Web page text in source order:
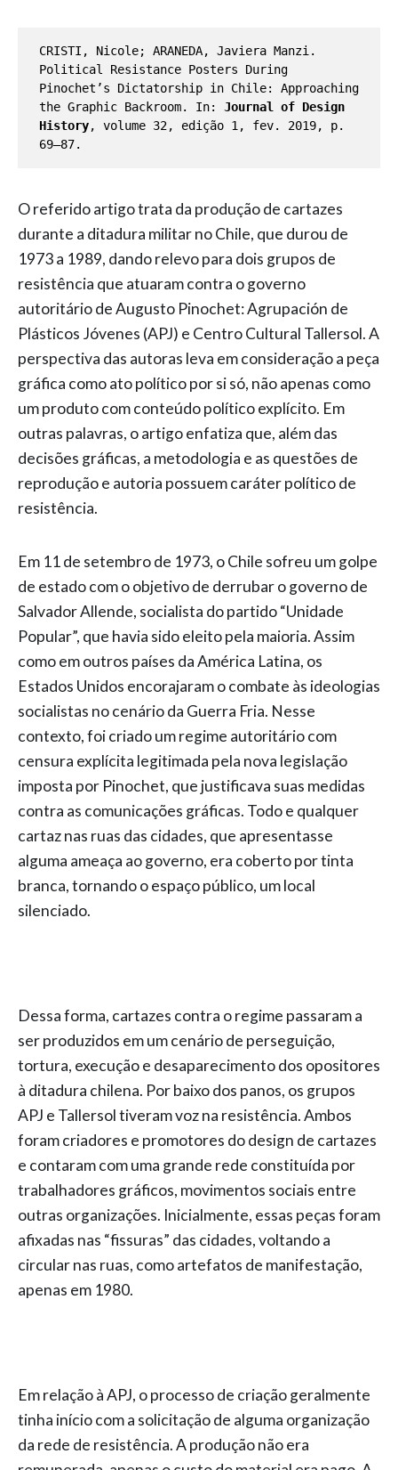
CRISTI, Nicole; ARANEDA, Javiera Manzi.
Political Resistance Posters During
Pinochet’s Dictatorship in Chile: Approaching
the Graphic Backroom. In:
Journal of Design
History, volume 32, edição 1, fev. 2019, p.
69–87.
O referido artigo trata da produção de cartazes
durante a ditadura militar no Chile, que durou de
1973 a 1989, dando relevo para dois grupos de
resistência que atuaram contra o governo
autoritário de Augusto Pinochet: Agrupación de
Plásticos Jóvenes (APJ) e Centro Cultural Tallersol. A
perspectiva das autoras leva em consideração a peça
gráfica como ato político por si só, não apenas como
um produto com conteúdo político explícito. Em
outras palavras, o artigo enfatiza que, além das
decisões gráficas, a metodologia e as questões de
reprodução e autoria possuem caráter político de
resistência.
Em 11 de setembro de 1973, o Chile sofreu um golpe
de estado com o objetivo de derrubar o governo de
Salvador Allende, socialista do partido “Unidade
Popular”, que havia sido eleito pela maioria. Assim
como em outros países da América Latina, os
Estados Unidos encorajaram o combate às ideologias
socialistas no cenário da Guerra Fria. Nesse
contexto, foi criado um regime autoritário com
censura explícita legitimada pela nova legislação
imposta por Pinochet, que justificava suas medidas
contra as comunicações gráficas. Todo e qualquer
cartaz nas ruas das cidades, que apresentasse
alguma ameaça ao governo, era coberto por tinta
branca, tornando o espaço público, um local
silenciado.
Dessa forma, cartazes contra o regime passaram a
ser produzidos em um cenário de perseguição,
tortura, execução e desaparecimento dos opositores
à ditadura chilena. Por baixo dos panos, os grupos
APJ e Tallersol tiveram voz na resistência. Ambos
foram criadores e promotores do design de cartazes
e contaram com uma grande rede constituída por
trabalhadores gráficos, movimentos sociais entre
outras organizações. Inicialmente, essas peças foram
afixadas nas “fissuras” das cidades, voltando a
circular nas ruas, como artefatos de manifestação,
apenas em 1980.
Em relação à APJ, o processo de criação geralmente
tinha início com a solicitação de alguma organização
da rede de resistência. A produção não era